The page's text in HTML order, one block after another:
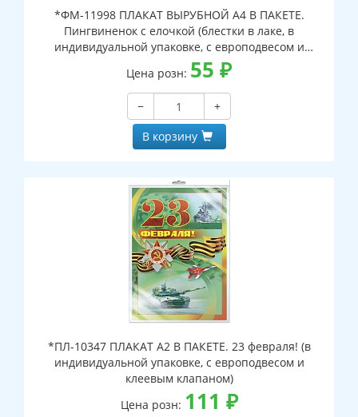
*ФМ-11998 ПЛАКАТ ВЫРУБНОЙ А4 В ПАКЕТЕ.
Пингвиненок с елочкой (блестки в лаке, в
индивидуальной упаковке, с европодвесом и
клеевым клапаном)
Цена розн: 55 ₽
−
+
В корзину
*ПЛ-10347 ПЛАКАТ А2 В ПАКЕТЕ. 23 февраля! (в
индивидуальной упаковке, с европодвесом и
клеевым клапаном)
Цена розн: 111 ₽